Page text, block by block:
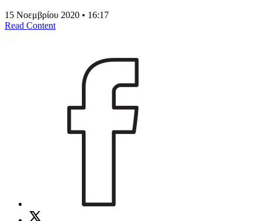
15 Νοεμβρίου 2020 • 16:17
Read Content